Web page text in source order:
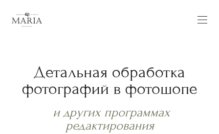
Детальная обработка
фотографий в фотошопе
и других программах
редактирования